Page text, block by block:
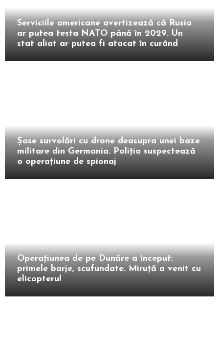
Serviciile americane avertizează că Rusia
ar putea testa NATO până în 2029. Un
stat aliat ar putea fi atacat în curând
Șase survolări cu drone deasupra unei baze
militare din Germania. Poliția suspectează
o operațiune de spionaj
Operațiunea de pe Dunăre a început:
primele barje, scufundate. Miruță a venit cu
elicopterul